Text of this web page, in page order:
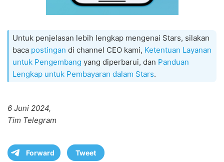
Untuk penjelasan lebih lengkap mengenai Stars, silakan
baca postingan di channel CEO kami, Ketentuan Layanan
untuk Pengembang yang diperbarui, dan Panduan
Lengkap untuk Pembayaran dalam Stars.
6 Juni 2024,
Tim Telegram
Forward Tweet